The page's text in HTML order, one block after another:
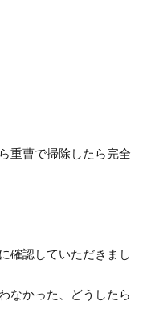
重曹で掃除したら完全
確認していただきまし
なかった、どうしたら